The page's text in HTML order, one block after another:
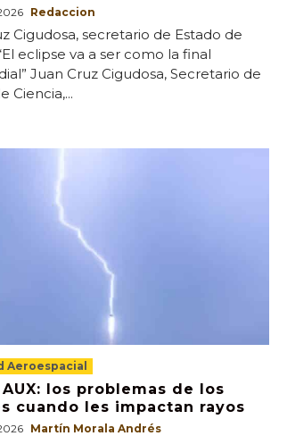
Redaccion
Cigudosa, secretario de Estado de
eclipse va a ser como la final
Juan Cruz Cigudosa, Secretario de
Ciencia,...
Aeroespacial
AUX: los problemas de los
cuando les impactan rayos
Martín Morala Andrés